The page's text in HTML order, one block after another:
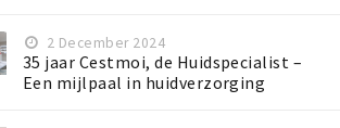
2 December 2024
35 jaar Cestmoi, de Huidspecialist –
Een mijlpaal in huidverzorging